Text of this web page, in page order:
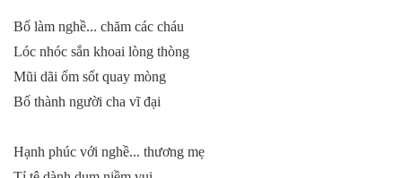
Bố làm nghề... chăm các cháu
Lóc nhóc sắn khoai lòng thòng
Mũi dãi ốm sốt quay mòng
Bố thành người cha vĩ đại
Hạnh phúc với nghề... thương mẹ